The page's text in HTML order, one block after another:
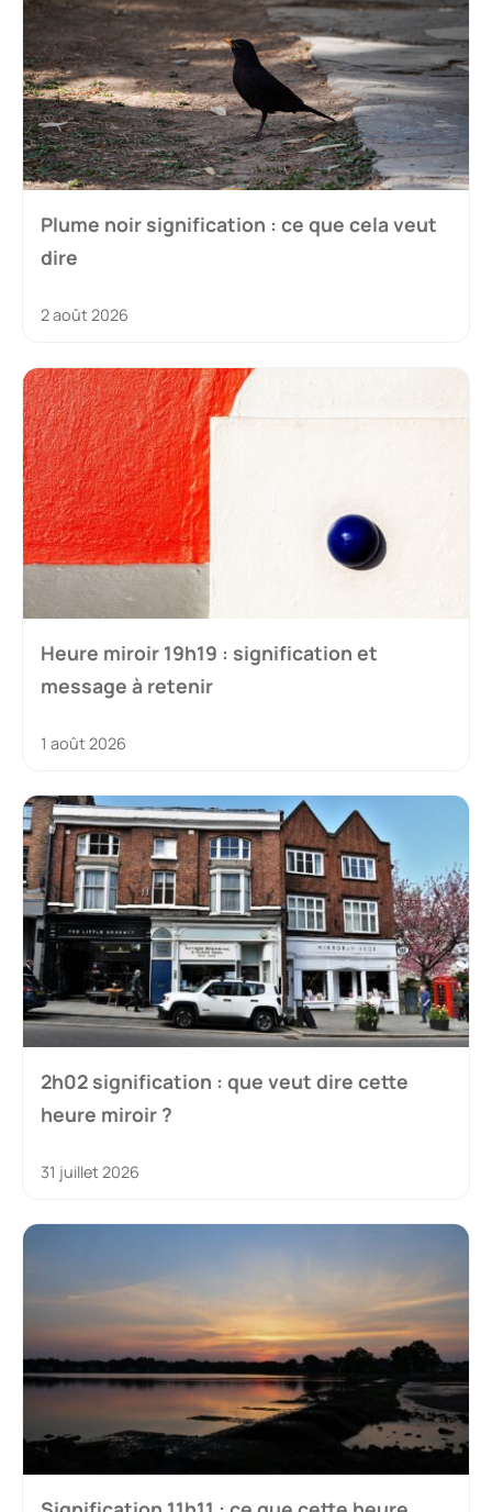
Plume noir signification : ce que cela veut
dire
2 août 2026
Heure miroir 19h19 : signification et
message à retenir
1 août 2026
2h02 signification : que veut dire cette
heure miroir ?
31 juillet 2026